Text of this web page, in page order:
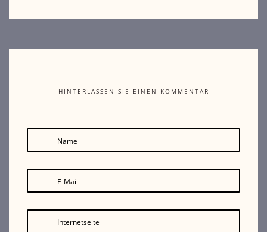
HINTERLASSEN SIE EINEN KOMMENTAR
Name
E-Mail
Internetseite